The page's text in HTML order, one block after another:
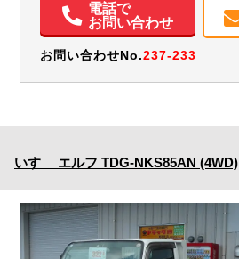
電話で
お問い合わせ
お問い合わせNo.237-233
いすゞ エルフ TDG-NKS85AN (4WD)